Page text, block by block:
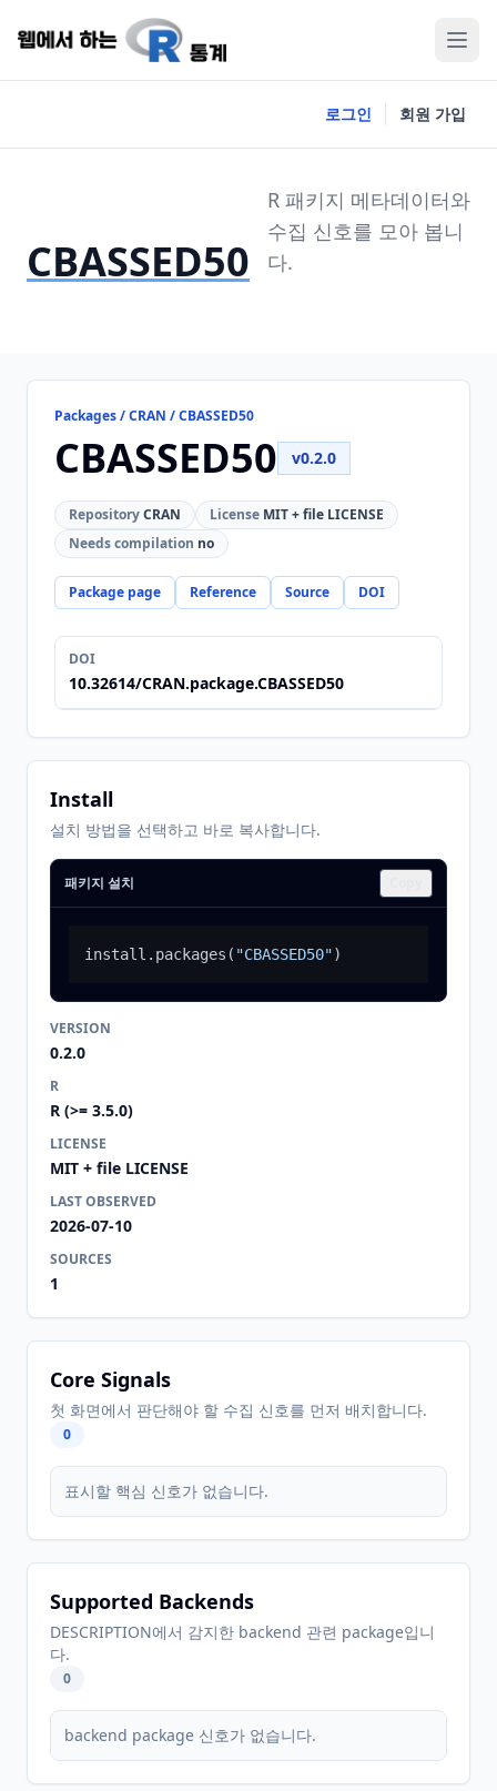
로그인 회원 가입
CBASSED50
R 패키지 메타데이터와
수집 신호를 모아 봅니
다.
Packages / CRAN / CBASSED50
CBASSED50 v0.2.0
RepositoryCRAN License MIT + file LICENSE
Needs compilation no
Package page Reference Source DOI
DOI
10.32614/CRAN.package.CBASSED50
Install
설치 방법을 선택하고 바로 복사합니다.
패키지 설치
install.packages ( "CBASSED50")
VERSION
0.2.0
R
R (>= 3.5.0)
LICENSE
MIT + file LICENSE
LAST OBSERVED
2026-07-10
SOURCES
1
Core Signals
첫 화면에서 판단해야 할 수집 신호를 먼저 배치합니다.
0
표시할 핵심 신호가 없습니다.
Supported Backends
DESCRIPTION에서 감지한 backend 관련 package입니
다.
0
backend package 신호가 없습니다.